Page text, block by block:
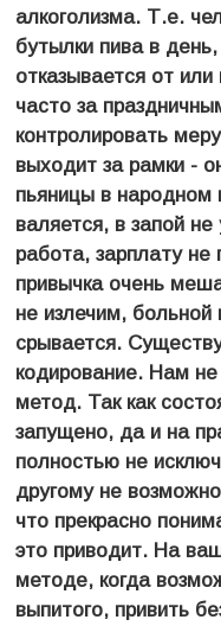
алкоголизма. Т.е.
бутылки пива в
отказывается от
часто за
контролировать
выходит за рамки -
пьяницы в народном
валяется, в запой
работа, зарплату не
привычка очень
не излечим, больной
срывается.
кодирование. Нам
метод. Так как
запущено, да и на
полностью не
другому не
что прекрасно
это приводит. На
методе, когда
выпитого, привить